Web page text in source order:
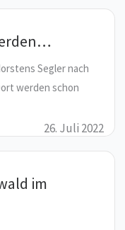
Segler nach
werden schon
26. Juli 2022
im